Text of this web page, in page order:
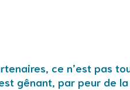
ce n’est pas
gênant, par peur de